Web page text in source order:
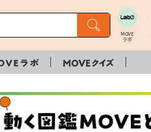
MOVE
ラボ